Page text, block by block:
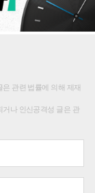
관련 법률에 의해 제재
거나 인신공격성 글은 관